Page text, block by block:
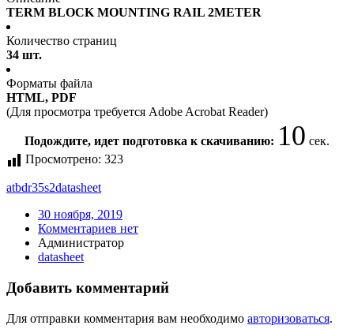
TERM BLOCK MOUNTING RAIL 2METER
Количество страниц
34 шт.
Форматы файла
HTML, PDF
(Для просмотра требуется Adobe Acrobat Reader)
Подождите, идет подготовка к скачиванию:9сек.
Просмотрено: 323
atbdr35s2datasheet
30 ноября, 2019
Комментариев нет
Администратор
datasheet
Добавить комментарий
Для отправки комментария вам необходимо авторизоваться.